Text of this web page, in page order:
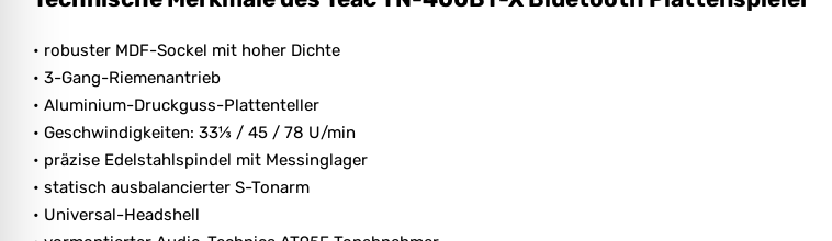
• robuster MDF-Sockel mit hoher Dichte
• 3-Gang-Riemenantrieb
• Aluminium-Druckguss-Plattenteller
• Geschwindigkeiten: 33⅓ / 45 / 78 U/min
• präzise Edelstahlspindel mit Messinglager
• statisch ausbalancierter S-Tonarm
• Universal-Headshell